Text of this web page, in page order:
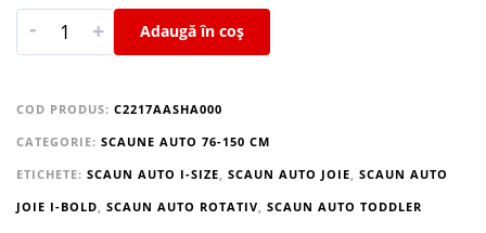
- + Adaugă în coș
COD PRODUS: C2217AASHA000
CATEGORIE: SCAUNE AUTO 76-150 CM
ETICHETE: SCAUN AUTO I-SIZE, SCAUN AUTO JOIE, SCAUN AUTO
JOIE I-BOLD, SCAUN AUTO ROTATIV, SCAUN AUTO TODDLER